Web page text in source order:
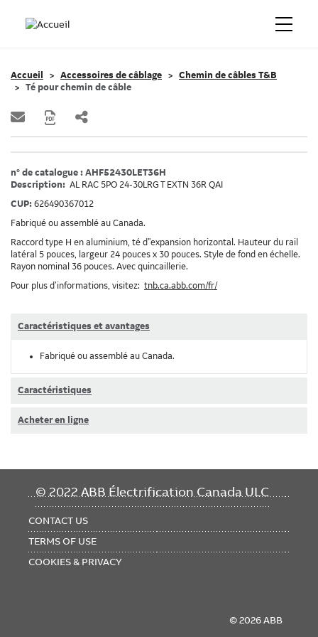
Accueil Accessoires de câblage
Chemin de câbles T&B
Té pour chemin de câble
n° de catalogue : AHF52430LET36H
Description: AL RAC 5PO 24-30LRG T EXTN 36R QAI
CUP: 626490367012
Fabriqué ou assemblé au Canada.
Raccord type H en aluminium, té d"expansion horizontal. Hauteur du rail
latéral 5 pouces, largeur 24 pouces x 30 pouces. Style de fond en échelle.
Rayon nominal 36 pouces. Avec quincaillerie.
Pour plus d’informations, visitez: tnb.ca.abb.com/fr/
Caractéristiques et avantages
Fabriqué ou assemblé au Canada.
Caractéristiques
Acheter en ligne
© 2022 ABB Électrification Canada ULC
FOOTER
CONTACT US
TERMS OF USE
COOKIES & PRIVACY
© 2026 ABB